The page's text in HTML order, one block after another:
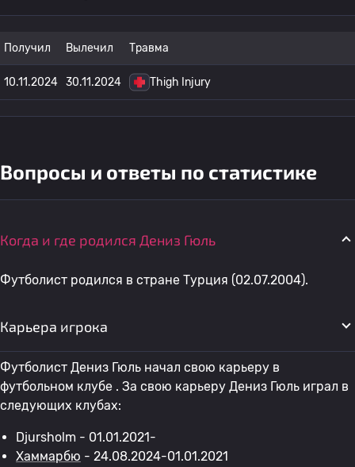
Получил Вылечил Травма
10.11.2024 30.11.2024 Thigh Injury
Вопросы и ответы по статистике
Когда и где родился Дениз Гюль
Футболист родился в стране Турция (02.07.2004).
Карьера игрока
Футболист Дениз Гюль начал свою карьеру в
футбольном клубе . За свою карьеру Дениз Гюль играл в
следующих клубах:
Djursholm - 01.01.2021-
Хаммарбю - 24.08.2024-01.01.2021